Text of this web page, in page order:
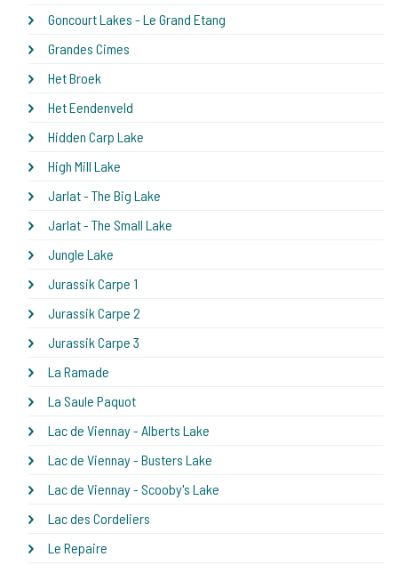
Goncourt Lakes - Le Grand Etang
Grandes Cimes
Het Broek
Het Eendenveld
Hidden Carp Lake
High Mill Lake
Jarlat - The Big Lake
Jarlat - The Small Lake
Jungle Lake
Jurassik Carpe 1
Jurassik Carpe 2
Jurassik Carpe 3
La Ramade
La Saule Paquot
Lac de Viennay - Alberts Lake
Lac de Viennay - Busters Lake
Lac de Viennay - Scooby's Lake
Lac des Cordeliers
Le Repaire